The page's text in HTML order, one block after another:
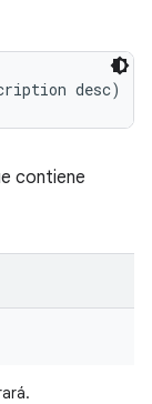
desc)
contiene